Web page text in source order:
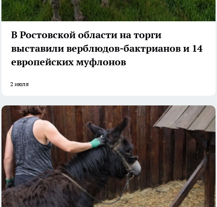
В Ростовской области на торги
выставили верблюдов-бактрианов и 14
европейских муфлонов
2 июля